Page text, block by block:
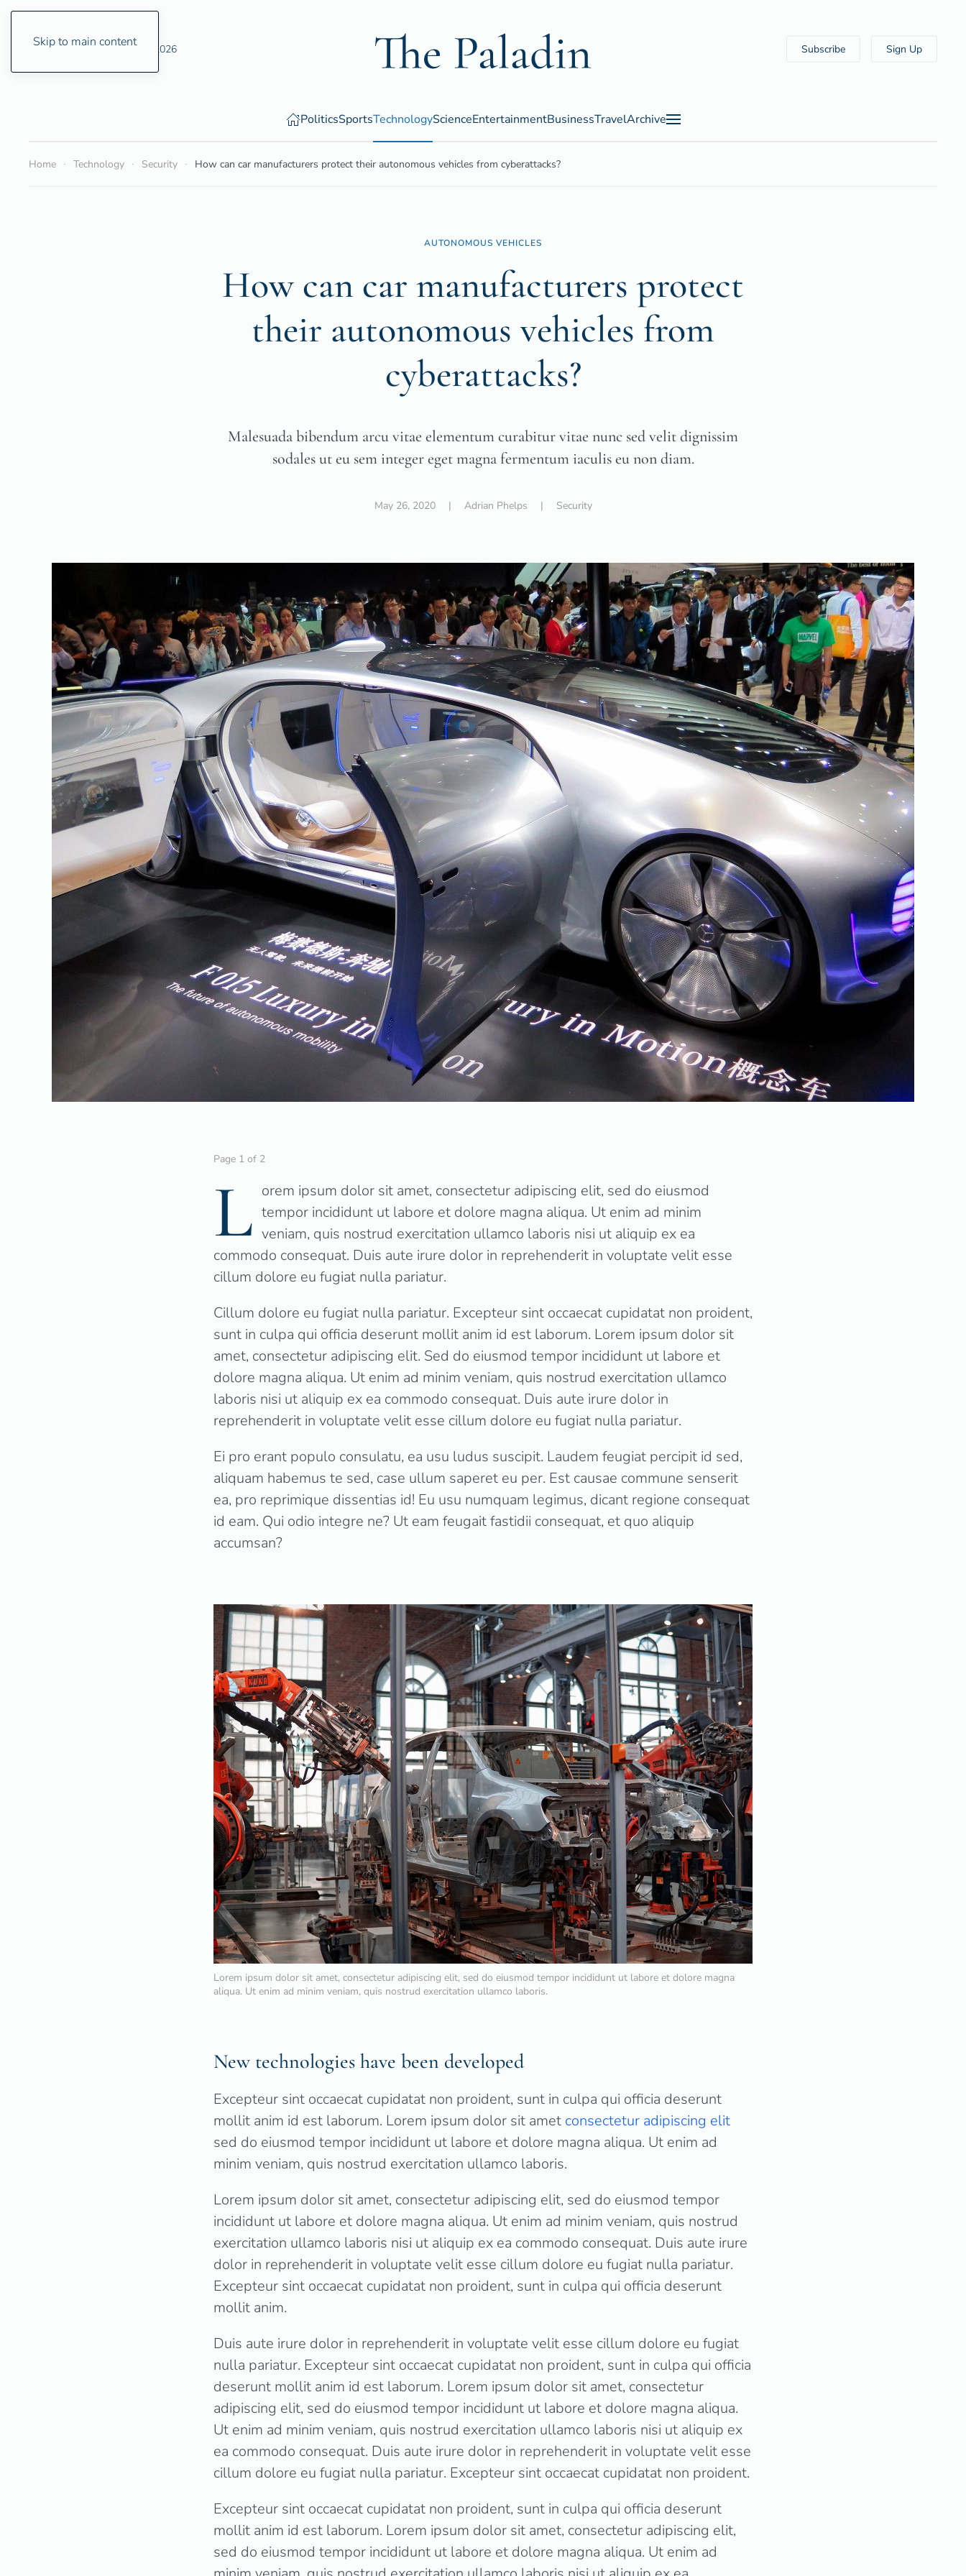
Skip to main content
Saturday, 8 August 2026 Subscribe Sign Up
PoliticsSportsTechnologyScienceEntertainmentBusinessTravelArchive
Home Technology Security How can car manufacturers protect their autonomous vehicles from cyberattacks?
AUTONOMOUS VEHICLES
How can car manufacturers protect
their autonomous vehicles from
cyberattacks?
Malesuada bibendum arcu vitae elementum curabitur vitae nunc sed velit dignissim
sodales ut eu sem integer eget magna fermentum iaculis eu non diam.
May 26, 2020| Adrian Phelps | Security
Page 1 of 2
L orem ipsum dolor sit amet, consectetur adipiscing elit, sed do eiusmod
tempor incididunt ut labore et dolore magna aliqua. Ut enim ad minim
veniam, quis nostrud exercitation ullamco laboris nisi ut aliquip ex ea
commodo consequat. Duis aute irure dolor in reprehenderit in voluptate velit esse
cillum dolore eu fugiat nulla pariatur.
Cillum dolore eu fugiat nulla pariatur. Excepteur sint occaecat cupidatat non proident,
sunt in culpa qui officia deserunt mollit anim id est laborum. Lorem ipsum dolor sit
amet, consectetur adipiscing elit. Sed do eiusmod tempor incididunt ut labore et
dolore magna aliqua. Ut enim ad minim veniam, quis nostrud exercitation ullamco
laboris nisi ut aliquip ex ea commodo consequat. Duis aute irure dolor in
reprehenderit in voluptate velit esse cillum dolore eu fugiat nulla pariatur.
Ei pro erant populo consulatu, ea usu ludus suscipit. Laudem feugiat percipit id sed,
aliquam habemus te sed, case ullum saperet eu per. Est causae commune senserit
ea, pro reprimique dissentias id! Eu usu numquam legimus, dicant regione consequat
id eam. Qui odio integre ne? Ut eam feugait fastidii consequat, et quo aliquip
accumsan?
Lorem ipsum dolor sit amet, consectetur adipiscing elit, sed do eiusmod tempor incididunt ut labore et dolore magna
aliqua. Ut enim ad minim veniam, quis nostrud exercitation ullamco laboris.
New technologies have been developed
Excepteur sint occaecat cupidatat non proident, sunt in culpa qui officia deserunt
mollit anim id est laborum. Lorem ipsum dolor sit amet consectetur adipiscing elit
sed do eiusmod tempor incididunt ut labore et dolore magna aliqua. Ut enim ad
minim veniam, quis nostrud exercitation ullamco laboris.
Lorem ipsum dolor sit amet, consectetur adipiscing elit, sed do eiusmod tempor
incididunt ut labore et dolore magna aliqua. Ut enim ad minim veniam, quis nostrud
exercitation ullamco laboris nisi ut aliquip ex ea commodo consequat. Duis aute irure
dolor in reprehenderit in voluptate velit esse cillum dolore eu fugiat nulla pariatur.
Excepteur sint occaecat cupidatat non proident, sunt in culpa qui officia deserunt
mollit anim.
Duis aute irure dolor in reprehenderit in voluptate velit esse cillum dolore eu fugiat
nulla pariatur. Excepteur sint occaecat cupidatat non proident, sunt in culpa qui officia
deserunt mollit anim id est laborum. Lorem ipsum dolor sit amet, consectetur
adipiscing elit, sed do eiusmod tempor incididunt ut labore et dolore magna aliqua.
Ut enim ad minim veniam, quis nostrud exercitation ullamco laboris nisi ut aliquip ex
ea commodo consequat. Duis aute irure dolor in reprehenderit in voluptate velit esse
cillum dolore eu fugiat nulla pariatur. Excepteur sint occaecat cupidatat non proident.
Excepteur sint occaecat cupidatat non proident, sunt in culpa qui officia deserunt
mollit anim id est laborum. Lorem ipsum dolor sit amet, consectetur adipiscing elit,
sed do eiusmod tempor incididunt ut labore et dolore magna aliqua. Ut enim ad